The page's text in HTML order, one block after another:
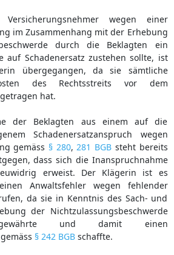
wegen einer
im Zusammenhang mit der Erhebung
durch die Beklagten ein
auf Schadenersatz zustehen sollte, ist
übergegangen, da sie sämtliche
des Rechtsstreits vor dem
hat.
der Beklagten aus einem auf die
Schadenersatzanspruch wegen
gemäss § 280, 281 BGB steht bereits
dass sich die Inanspruchnahme
erweist. Der Klägerin ist es
Anwaltsfehler wegen fehlender
da sie in Kenntnis des Sach- und
der Nichtzulassungsbeschwerde
gewährte und damit einen
§ 242 BGBschaffte.